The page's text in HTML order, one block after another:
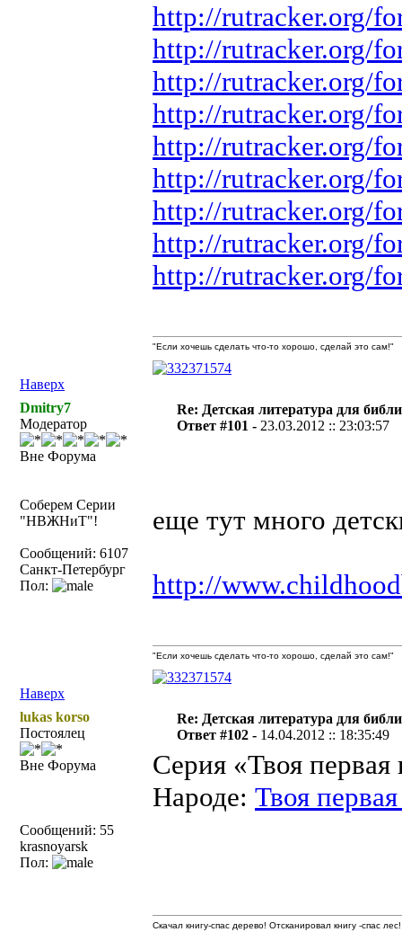
http://rutracker.org/
http://rutracker.org/
http://rutracker.org/
http://rutracker.org/
http://rutracker.org/
http://rutracker.org/
http://rutracker.org/
http://rutracker.org/
http://rutracker.org/
Наверх
"Если хочешь сделать что-то хорошо, сделай это сам!"
Dmitry7
Модератор
Вне Форума
Соберем Серии
"НВЖНиТ"!
Сообщений: 6107
Санкт-Петербург
Пол:
Re: Детская литература для
Ответ #101 - 23.03.2012 :: 23:03:57
еще тут много
http://
Наверх
"Если хочешь сделать что-то хорошо, сделай это сам!"
lukas korso
Постоялец
Вне Форума
Сообщений: 55
krasnoyarsk
Пол:
Re: Детская литература для
Ответ #102 - 14.04.2012 :: 18:35:49
Серия «Твоя
Народе: Твоя
Скачал книгу-спас дерево! Отсканировал книгу -спас лес!